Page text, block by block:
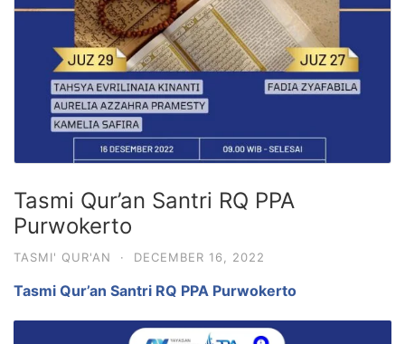
Tasmi Qur’an Santri RQ PPA
Purwokerto
TASMI' QUR'AN · DECEMBER 16, 2022
Tasmi Qur’an Santri RQ PPA Purwokerto